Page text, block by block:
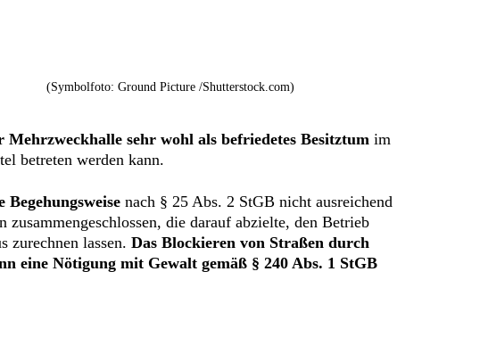
(Symbolfoto: Ground Picture /Shutterstock.com)
Mehrzweckhalle sehr wohl als befriedetes Besitztum im
betreten werden kann.
nach § 25 Abs. 2 StGB nicht ausreichend
die darauf abzielte, den Betrieb
zurechnen lassen. Das Blockieren von Straßen durch
eine Nötigung mit Gewalt gemäß § 240 Abs. 1 StGB